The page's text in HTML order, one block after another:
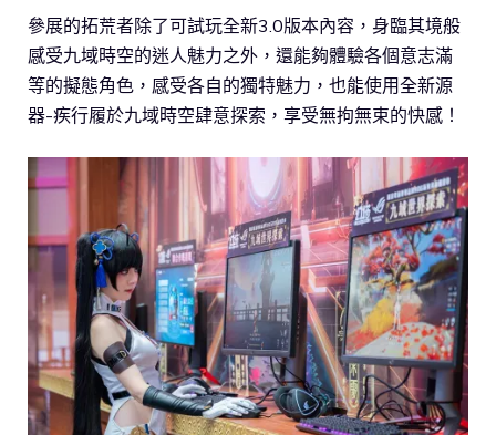
參展的拓荒者除了可試玩全新3.0版本內容，身臨其境般
感受九域時空的迷人魅力之外，還能夠體驗各個意志滿
等的擬態角色，感受各自的獨特魅力，也能使用全新源
器-疾行履於九域時空肆意探索，享受無拘無束的快感！